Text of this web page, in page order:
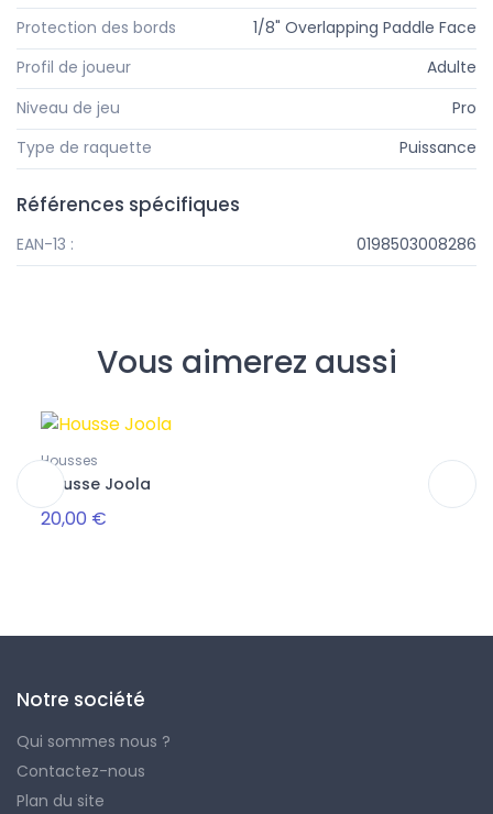
Protection des bords
1/8" Overlapping Paddle Face
Profil de joueur
Adulte
Niveau de jeu
Pro
Type de raquette
Puissance
Références spécifiques
EAN-13 : 0198503008286
Vous aimerez aussi
Housses
Housse Joola
20,00 €
Sacs
Notre société
Qui sommes nous ?
Contactez-nous
Plan du site